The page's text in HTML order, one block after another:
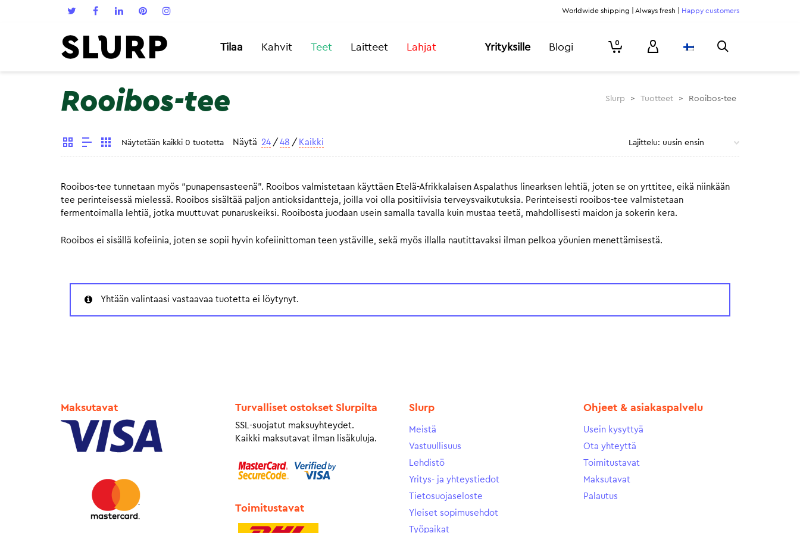
Worldwide shipping | Always fresh | Happy customers
Tilaa Kahvit Teet Laitteet Lahjat Yrityksille Blogi 0
Rooibos-tee Slurp > Tuotteet > Rooibos-tee
Näytetään kaikki 0 tuotetta Näytä 24 / 48 / Kaikki
Rooibos-tee tunnetaan myös “punapensasteenä”. Rooibos valmistetaan käyttäen Etelä-Afrikkalaisen Aspalathus linearksen lehtiä, joten se on yrttitee, eikä niinkään
tee perinteisessä mielessä. Rooibos sisältää paljon antioksidantteja, joilla voi olla positiivisia terveysvaikutuksia. Perinteisesti rooibos-tee valmistetaan
fermentoimalla lehtiä, jotka muuttuvat punaruskeiksi. Rooibosta juodaan usein samalla tavalla kuin mustaa teetä, mahdollisesti maidon ja sokerin kera.
Rooibos ei sisällä kofeiinia, joten se sopii hyvin kofeiinittoman teen ystäville, sekä myös illalla nautittavaksi ilman pelkoa yöunien menettämisestä.
Yhtään valintaasi vastaavaa tuotetta ei löytynyt.
Maksutavat Turvalliset ostokset Slurpilta
SSL-suojatut maksuyhteydet.
Kaikki maksutavat ilman lisäkuluja.
Toimitustavat
Slurp
Meistä
Vastuullisuus
Lehdistö
Yritys- ja yhteystiedot
Tietosuojaseloste
Yleiset sopimusehdot
Työpaikat
Ohjeet & asiakaspalvelu
Usein kysyttyä
Ota yhteyttä
Toimitustavat
Maksutavat
Palautus